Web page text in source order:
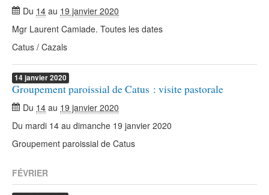
Du 14 au 19 janvier 2020
Mgr Laurent Camiade. Toutes les dates
Catus / Cazals
14janvier2020
Groupement paroissial de Catus : visite pastorale
Du 14 au 19 janvier 2020
Du mardi 14 au dimanche 19 janvier 2020
Groupement paroissial de Catus
FÉVRIER